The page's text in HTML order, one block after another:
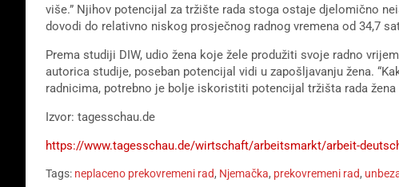
više.” Njihov potencijal za tržište rada stoga ostaje djelomično
dovodi do relativno niskog prosječnog radnog vremena od 34,7
Prema studiji DIW, udio žena koje žele produžiti svoje radno
autorica studije, poseban potencijal vidi u zapošljavanju žena.
radnicima, potrebno je bolje iskoristiti potencijal tržišta rada
Izvor: tagesschau.de
https://www.tagesschau.de/wirtschaft/arbeitsmarkt/arbeit-
Tags: neplaceno prekovremeni rad, Njemačka, prekovremeni rad,